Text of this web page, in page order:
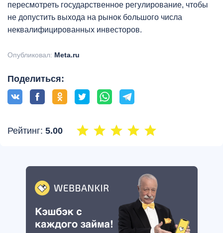
пересмотреть государственное регулирование, чтобы
не допустить выхода на рынок большого числа
неквалифицированных инвесторов.
Опубликовал: Meta.ru
Поделиться:
Рейтинг: 5.00